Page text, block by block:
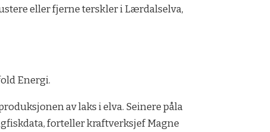
eller fjerne terskler i Lærdalselva,
Energi.
av laks i elva. Seinere påla
forteller kraftverksjef Magne